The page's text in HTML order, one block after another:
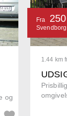
og
1.44 km
Fra
Svendborg